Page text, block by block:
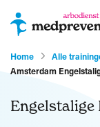
Home Alle
Amsterdam